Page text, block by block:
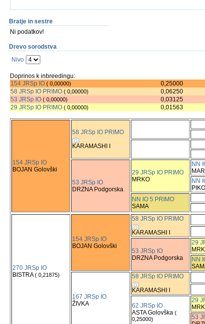
Bratje in sestre
Ni podatkov!
Drevo sorodstva
Nivo
Doprinos k inbreedingu:
154 JRSp IO ( 0,00000)
0,25000
58 JRSp IO PRIMO ( 0,00000)
0,06250
53 JRSp IO ( 0,00000)
0,03125
29 JRSp IO PRIMO ( 0,00000) 0,01563
154 JRSp IO
BOJAN Golovški
58 JRSp IO PRIMO
KARAMASHI I
53 JRSp IO
DRZNA Podgorska
29 JRSp IO PRIMO
MRKO
NN
NN
NN IO 5 PRIMO
SAMA
270 JRSp IO
BISTRA( 0,21875)
154 JRSp IO
BOJAN Golovški
58 JRSp IO PRIMO
KARAMASHI I
53 JRSp IO
DRZNA Podgorska
29
NN
167 JRSp IO
ŽIVKA
58 JRSp IO PRIMO
KARAMASHI I
62 JRSp IO
ASTA Golovška (
0,25000)
29
53